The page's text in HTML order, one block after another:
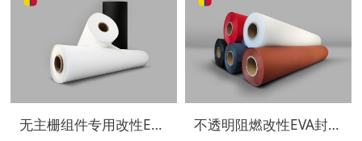
无主栅组件专用改性EVA封装膜 不透明阻燃改性EVA封装膜